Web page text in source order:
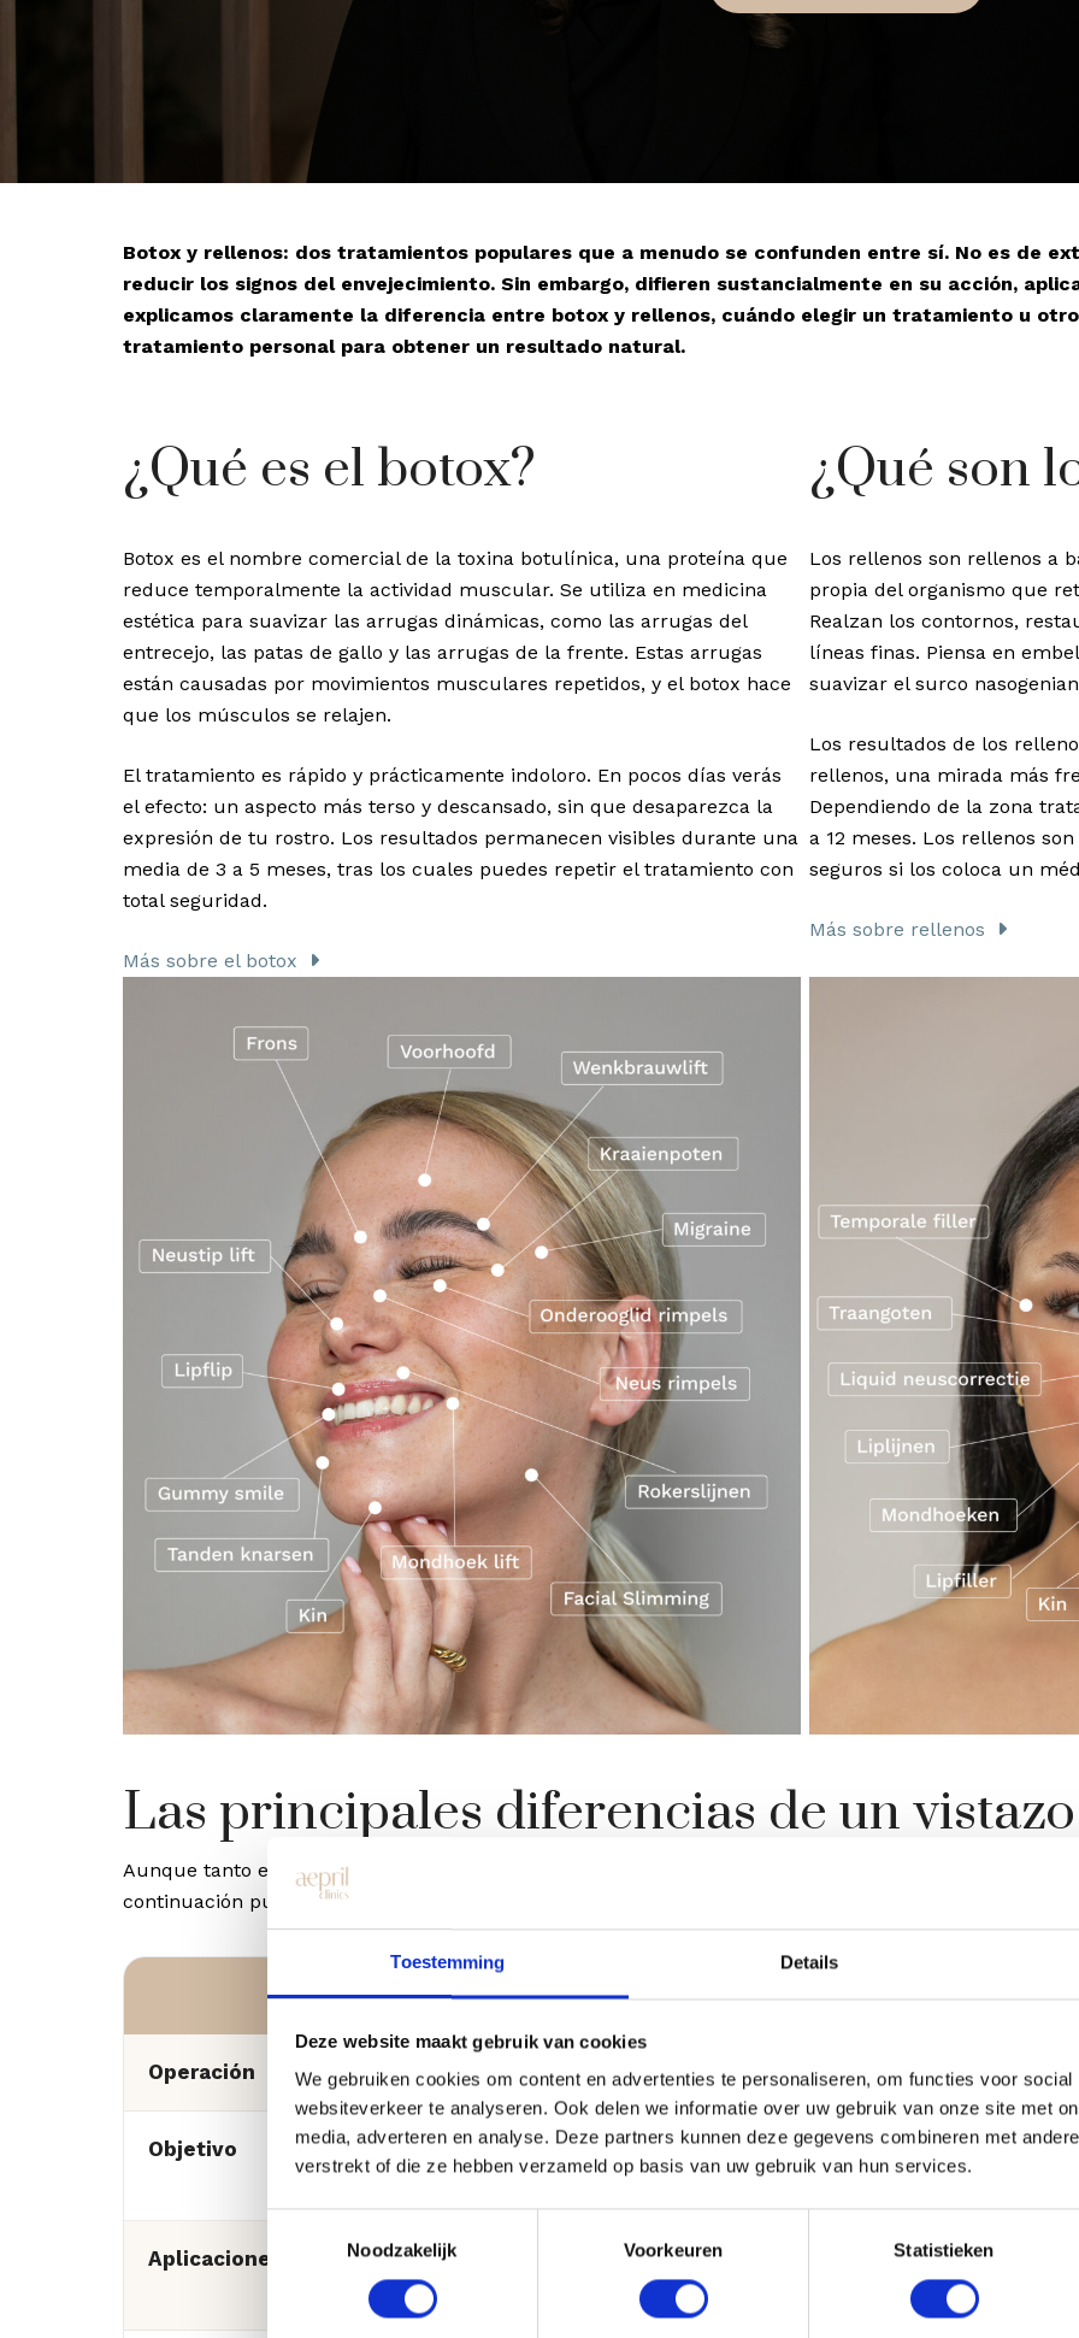
Toestemming Details
Deze website maakt gebruik van cookies
We gebruiken cookies om content en advertenties te personaliseren, om functies voor social
websiteverkeer te analyseren. Ook delen we informatie over uw gebruik van onze site met
media, adverteren en analyse. Deze partners kunnen deze gegevens combineren met
verstrekt of die ze hebben verzameld op basis van uw gebruik van hun services.
Noodzakelijk
Voorkeuren Statistieken
Botox y rellenos: dos tratamientos populares que a menudo se confunden entre sí. No es de
reducir los signos del envejecimiento. Sin embargo, difieren sustancialmente en su acción,
explicamos claramente la diferencia entre botox y rellenos, cuándo elegir un tratamiento u
tratamiento personal para obtener un resultado natural.
¿Qué es el botox?
Botox es el nombre comercial de la toxina botulínica, una proteína que
reduce temporalmente la actividad muscular. Se utiliza en medicina
estética para suavizar las arrugas dinámicas, como las arrugas del
entrecejo, las patas de gallo y las arrugas de la frente. Estas arrugas
están causadas por movimientos musculares repetidos, y el botox hace
que los músculos se relajen.
El tratamiento es rápido y prácticamente indoloro. En pocos días verás
el efecto: un aspecto más terso y descansado, sin que desaparezca la
expresión de tu rostro. Los resultados permanecen visibles durante una
media de 3 a 5 meses, tras los cuales puedes repetir el tratamiento con
total seguridad.
Más sobre el botox
¿Qué son
Los rellenos son rellenos a
propia del organismo que
Realzan los contornos,
líneas finas. Piensa en
suavizar el surco
Los resultados de los
rellenos, una mirada más
Dependiendo de la zona
a 12 meses. Los rellenos
seguros si los coloca un
Más sobre rellenos
Las principales diferencias de un vistazo
Aunque tanto el botox como los rellenos son inyectables cosméticos, actúan de forma
continuación puedes ver de un vistazo las principales diferencias:
Botox
Operación Relajación muscular
Objetivo Reducir las arrugas de origen muscular
Aplicaciones
Líneas de expresión, patas de gallo,
frente